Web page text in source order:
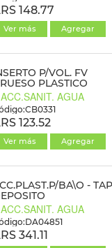
148.77
Ver más Agregar
P/VOL. FV
PLASTICO
AGUA
123.52
Ver más Agregar
BA\O -
AGUA
341.11